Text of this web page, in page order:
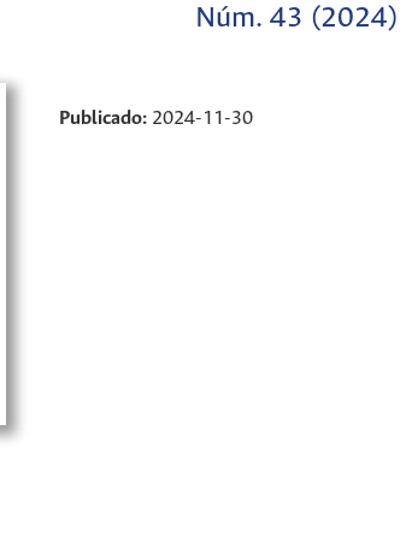
Núm. 43 (2024)
Publicado: 2024-11-30